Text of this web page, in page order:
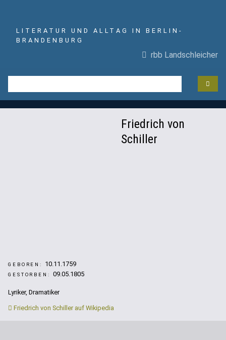
LITERATUR UND ALLTAG IN BERLIN-
BRANDENBURG
rbb Landschleicher
Friedrich von
Schiller
GEBOREN: 10.11.1759
GESTORBEN: 09.05.1805
Lyriker, Dramatiker
Friedrich von Schiller auf Wikipedia